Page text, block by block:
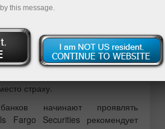
по S&P 500 на Уолл-стрит.
Широкий фондовый
шел на север, когда конфликт
увеличил риски разгона
рынок поддерживали сезон
страху.
начинают проявлять
Fargo Securities рекомендует
this message.